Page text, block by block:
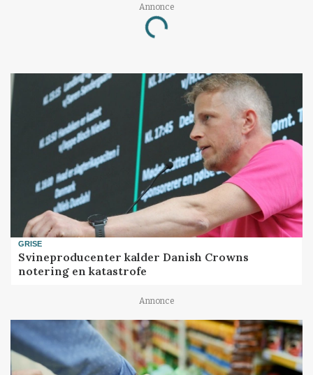
Annonce
Loading...
GRISE
Svineproducenter kalder Danish Crowns
notering en katastrofe
Annonce